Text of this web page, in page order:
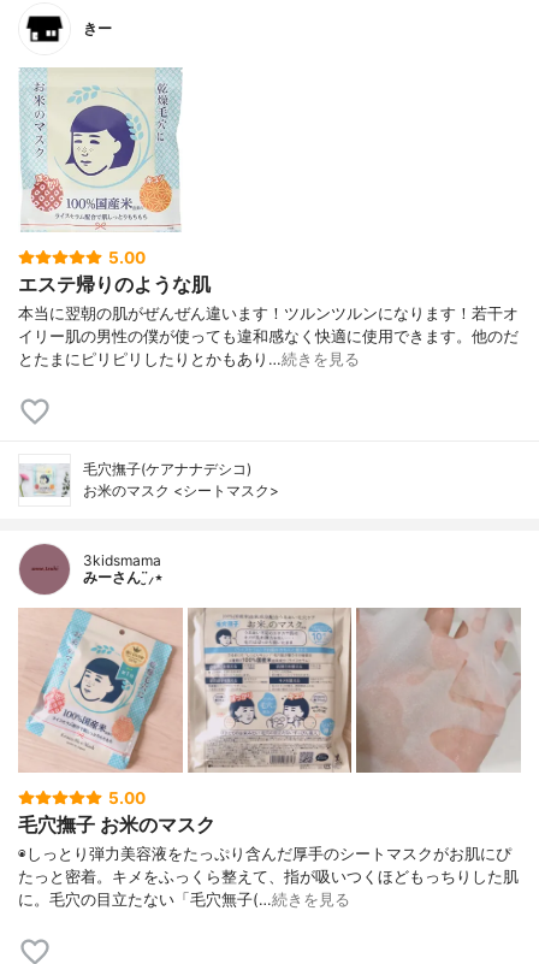
きー
5.00
エステ帰りのような肌
本当に翌朝の肌がぜんぜん違います！ツルンツルンになります！若干オ
イリー肌の男性の僕が使っても違和感なく快適に使用できます。他のだ
とたまにピリピリしたりとかもあり…続きを見る
毛穴撫子(ケアナナデシコ)
お米のマスク <シートマスク>
3kidsmama
みーさん¨̮⸝⋆
5.00
毛穴撫子 お米のマスク
◉しっとり弾力美容液をたっぷり含んだ厚手のシートマスクがお肌にぴ
たっと密着。キメをふっくら整えて、指が吸いつくほどもっちりした肌
に。毛穴の目立たない「毛穴無子(…続きを見る